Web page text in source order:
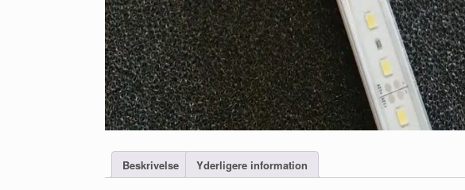
Beskrivelse Yderligere information